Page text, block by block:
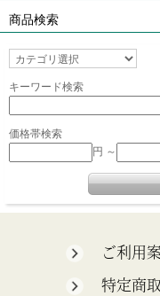
商品検索
キーワード検索
価格帯検索
円 ～
ご利用
特定商